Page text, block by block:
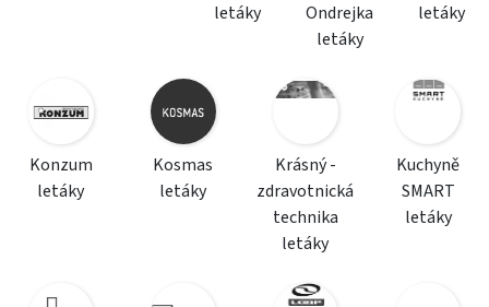
letáky
Ondrejka
letáky
letáky
Konzum
letáky
Kosmas
letáky
Krásný -
zdravotnická
technika
letáky
Kuchyně
SMART
letáky